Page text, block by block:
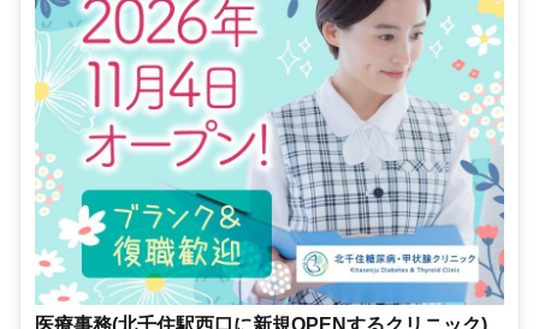
医療事務(北千住駅西口に新規OPENするクリニック)